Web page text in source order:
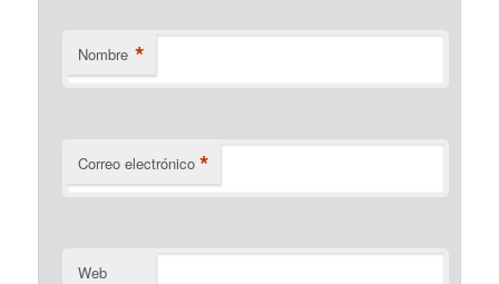
Nombre *
Correo electrónico *
Web